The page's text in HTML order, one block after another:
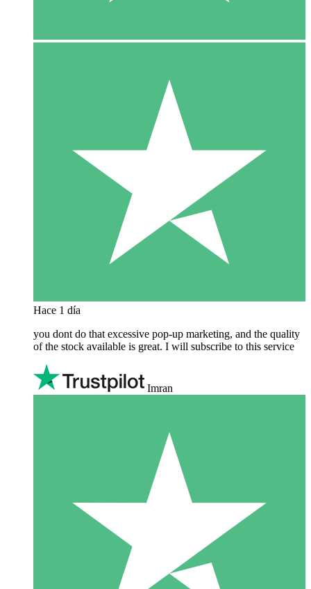
Hace 1 día
you dont do that excessive pop-up marketing, and the quality
of the stock available is great. I will subscribe to this service
Imran